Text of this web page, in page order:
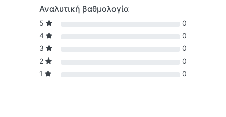
Αναλυτική βαθμολογία
5
0
4
0
3
0
2
0
1
0